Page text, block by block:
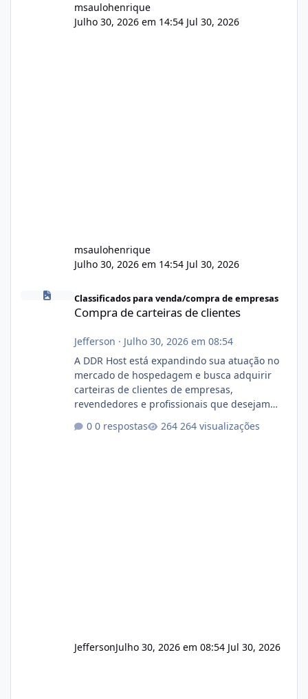
msaulohenrique
Julho 30, 2026 em 14:54 Jul 30, 2026
msaulohenrique
Julho 30, 2026 em 14:54 Jul 30, 2026
Compra de carteiras de clientes
Classificados para venda/compra de empresas
Compra de carteiras de clientes
Jefferson · Julho 30, 2026 em 08:54
A DDR Host está expandindo sua atuação no
mercado de hospedagem e busca adquirir
carteiras de clientes de empresas,
revendedores e profissionais que desejam
operação. Se você possui clientes ativos de
0 respostas 264 visualizações
JeffersonJulho 30, 2026 em 08:54 Jul 30, 2026